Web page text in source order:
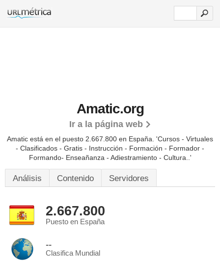
Amatic.org
Ir a la página web
Amatic está en el puesto 2.667.800 en España. 'Cursos - Virtuales
- Clasificados - Gratis - Instrucción - Formación - Formador -
Formando- Enseañanza - Adiestramiento - Cultura..'
Análisis Contenido Servidores
2.667.800
Puesto en España
--
Clasifica Mundial